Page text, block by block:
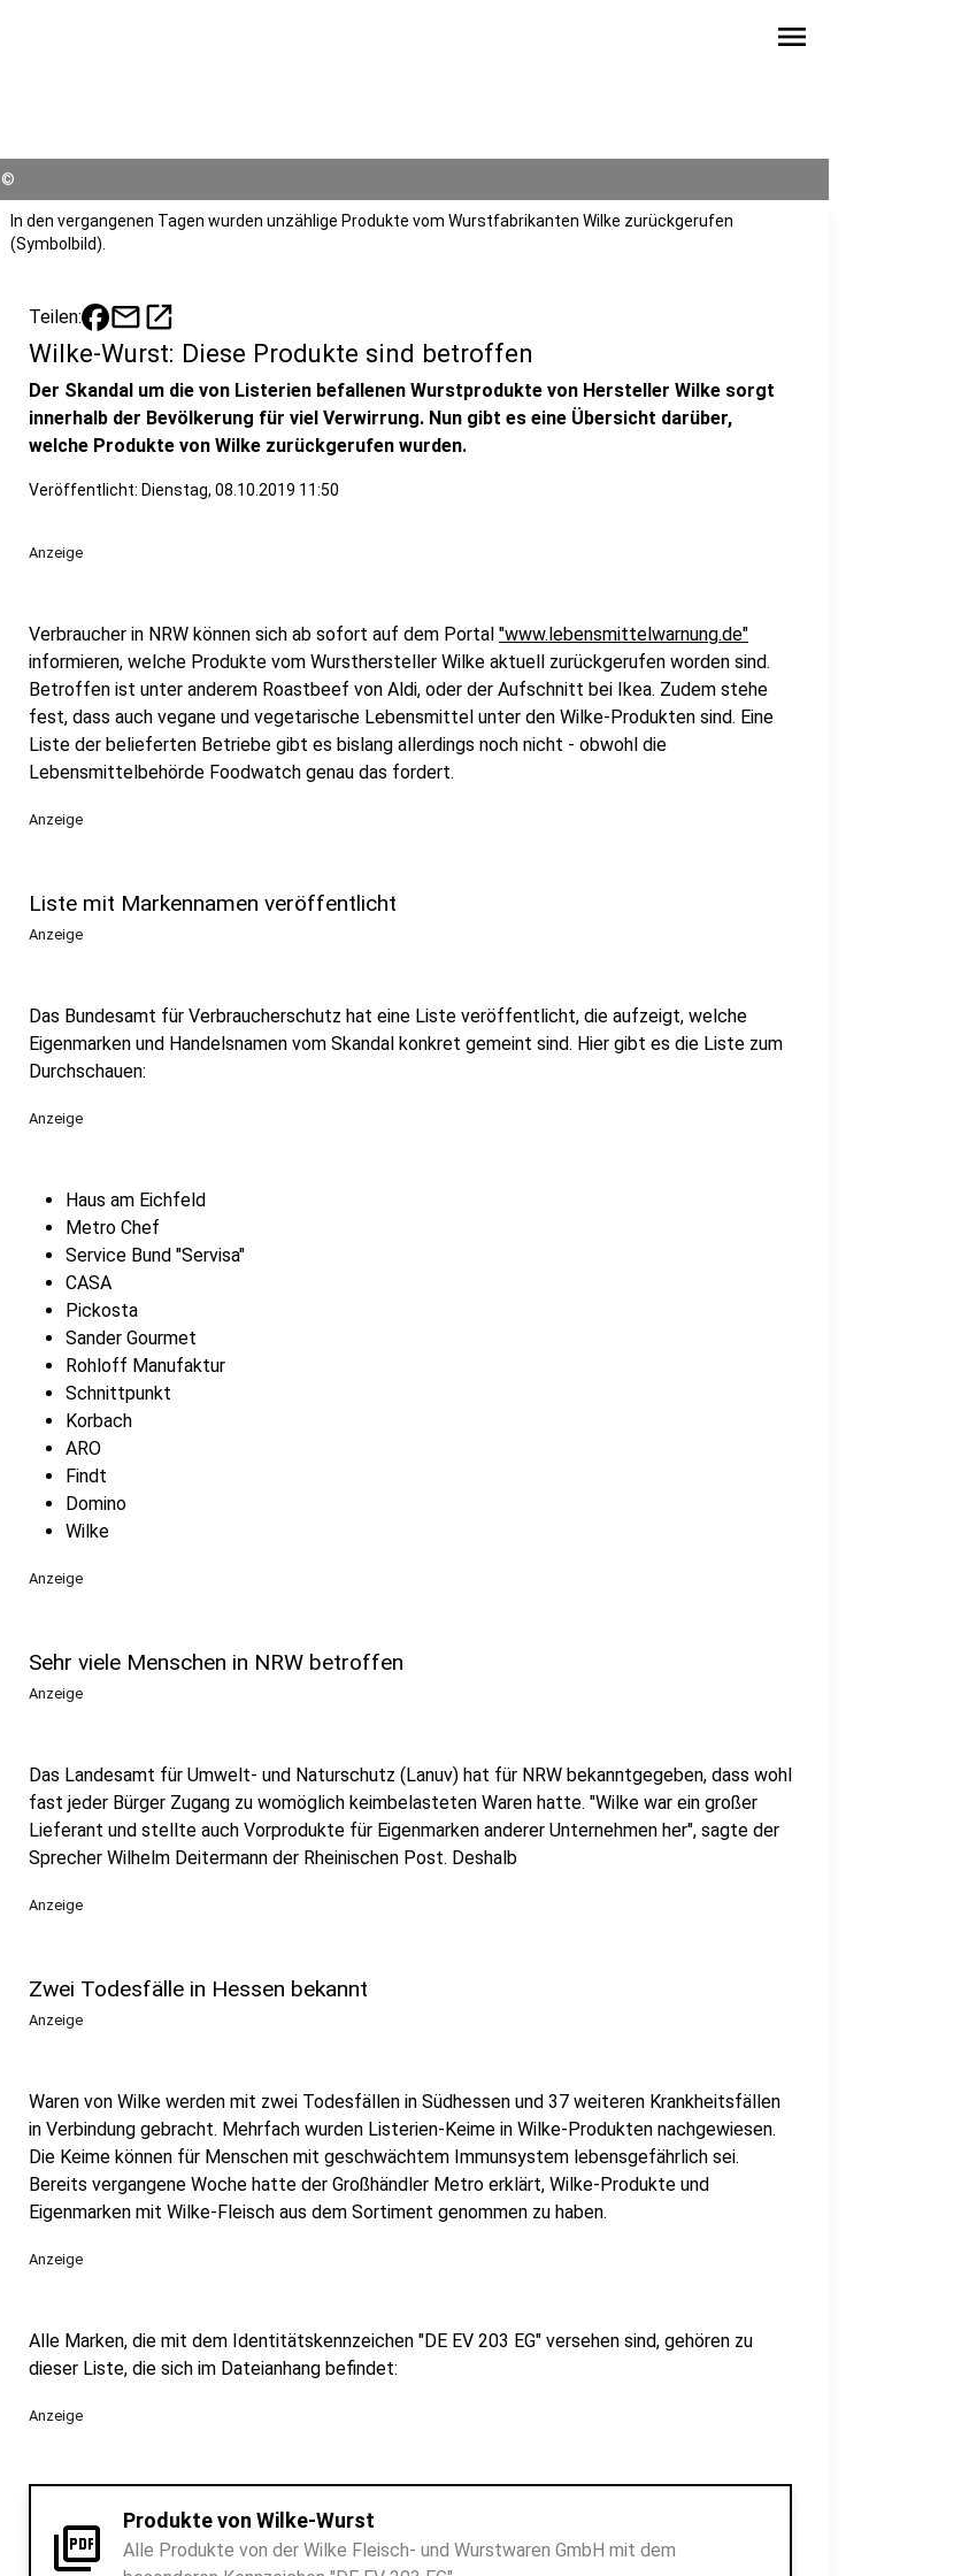
menu
©
In den vergangenen Tagen wurden unzählige Produkte vom Wurstfabrikanten Wilke zurückgerufen
(Symbolbild).
Teilen: mailopen_in_new
Wilke-Wurst: Diese Produkte sind betroffen
Der Skandal um die von Listerien befallenen Wurstprodukte von Hersteller Wilke sorgt
innerhalb der Bevölkerung für viel Verwirrung. Nun gibt es eine Übersicht darüber,
welche Produkte von Wilke zurückgerufen wurden.
Veröffentlicht: Dienstag, 08.10.2019 11:50
Anzeige
Verbraucher in NRW können sich ab sofort auf dem Portal "www.lebensmittelwarnung.de"
informieren, welche Produkte vom Wursthersteller Wilke aktuell zurückgerufen worden sind.
Betroffen ist unter anderem Roastbeef von Aldi, oder der Aufschnitt bei Ikea. Zudem stehe
fest, dass auch vegane und vegetarische Lebensmittel unter den Wilke-Produkten sind. Eine
Liste der belieferten Betriebe gibt es bislang allerdings noch nicht - obwohl die
Lebensmittelbehörde Foodwatch genau das fordert.
Anzeige
Liste mit Markennamen veröffentlicht
Anzeige
Das Bundesamt für Verbraucherschutz hat eine Liste veröffentlicht, die aufzeigt, welche
Eigenmarken und Handelsnamen vom Skandal konkret gemeint sind. Hier gibt es die Liste zum
Durchschauen:
Anzeige
Haus am Eichfeld
Metro Chef
Service Bund "Servisa"
CASA
Pickosta
Sander Gourmet
Rohloff Manufaktur
Schnittpunkt
Korbach
ARO
Findt
Domino
Wilke
Anzeige
Sehr viele Menschen in NRW betroffen
Anzeige
Das Landesamt für Umwelt- und Naturschutz (Lanuv) hat für NRW bekanntgegeben, dass wohl
fast jeder Bürger Zugang zu womöglich keimbelasteten Waren hatte. "Wilke war ein großer
Lieferant und stellte auch Vorprodukte für Eigenmarken anderer Unternehmen her", sagte der
Sprecher Wilhelm Deitermann der Rheinischen Post. Deshalb
Anzeige
Zwei Todesfälle in Hessen bekannt
Anzeige
Waren von Wilke werden mit zwei Todesfällen in Südhessen und 37 weiteren Krankheitsfällen
in Verbindung gebracht. Mehrfach wurden Listerien-Keime in Wilke-Produkten nachgewiesen.
Die Keime können für Menschen mit geschwächtem Immunsystem lebensgefährlich sei.
Bereits vergangene Woche hatte der Großhändler Metro erklärt, Wilke-Produkte und
Eigenmarken mit Wilke-Fleisch aus dem Sortiment genommen zu haben.
Anzeige
Alle Marken, die mit dem Identitätskennzeichen "DE EV 203 EG" versehen sind, gehören zu
dieser Liste, die sich im Dateianhang befindet:
Anzeige
picture_as_pdf Produkte von Wilke-Wurst
Alle Produkte von der Wilke Fleisch- und Wurstwaren GmbH mit dem